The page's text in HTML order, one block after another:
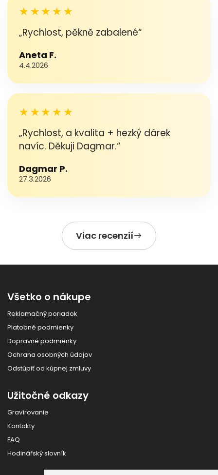
★★★★★
„Rychlost, pěkně zabalené“
Aneta F.
4.4.2026
★★★★★
„Rychlost, a kvalita + hezký dárek
navíc. Děkuji Dagmar.“
Dagmar P.
27.3.2026
Viac recenzií
Všetko o nákupe
Reklamačný poriadok
Platobné podmienky
Dopravné podmienky
Ochrana osobných údajov
Odstúpiť od kúpnej zmluvy
Užitočné odkazy
Gravírovanie
Kontakty
FAQ
Hodinářský slovník